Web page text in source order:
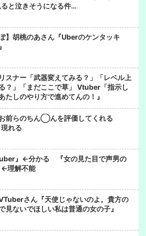
と泣きそうになる件…
ぽ】胡桃のあさん『Uberのケンタッキ
リスナー「武器変えてみる？」「レベル上
？」「まだここで草」 Vtuber「指示し
たしのやり方で進めてんの！』
お前らのちん◯んを評価してくれる
れる
』←分かる 『女の見た目で声男の
理解不能
VTuberさん『天使じゃないのよ。貴方の
見ないでほしい私は普通の女の子』